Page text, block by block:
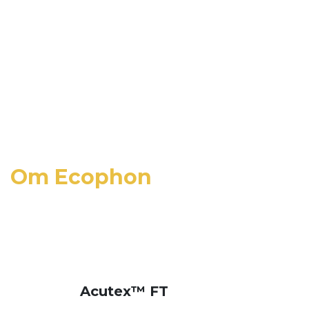
Om Ecophon
Acutex™ FT